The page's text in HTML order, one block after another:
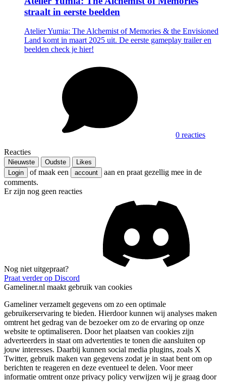
straalt in eerste beelden
Atelier Yumia: The Alchemist of Memories & the Envisioned
Land komt in maart 2025 uit. De eerste gameplay trailer en
beelden check je hier!
0 reacties
Reacties
Nieuwste Oudste
Likes
Login
of maak een account
aan en praat gezellig mee in de
comments.
Er zijn nog geen reacties
Nog niet uitgepraat?
Praat verder op Discord
Gameliner.nl maakt gebruik van cookies
Gameliner verzamelt gegevens om zo een optimale
gebruikerservaring te bieden. Hierdoor kunnen wij analyses maken
omtrent het gedrag van de bezoeker om zo de ervaring op onze
website te optimaliseren. Door het plaatsen van cookies zijn
adverteerders in staat om advertenties te tonen die aansluiten op
jouw interesses. Daarbij kunnen social media plugins, zoals X
Twitter, gebruik maken van gegevens zodat je in staat bent om op
berichten te reageren en deze eventueel te delen. Voor meer
informatie omtrent onze privacy policy verwijzen wij je graag door